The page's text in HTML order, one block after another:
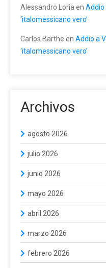
Alessandro Loria en Addio
‘italomessicano vero’
Carlos Barthe en Addio a
‘italomessicano vero’
Archivos
agosto 2026
julio 2026
junio 2026
mayo 2026
abril 2026
marzo 2026
febrero 2026